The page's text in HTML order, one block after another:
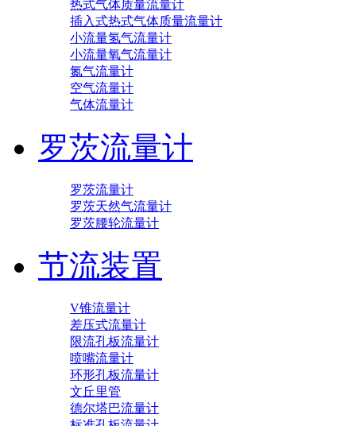
热式气体质量流量计
插入式热式气体质量流量计
小流量氢气流量计
小流量氧气流量计
氮气流量计
空气流量计
气体流量计
罗茨流量计
罗茨流量计
罗茨天然气流量计
罗茨腰轮流量计
节流装置
V锥流量计
差压式流量计
限流孔板流量计
喷嘴流量计
环形孔板流量计
文丘里管
德尔塔巴流量计